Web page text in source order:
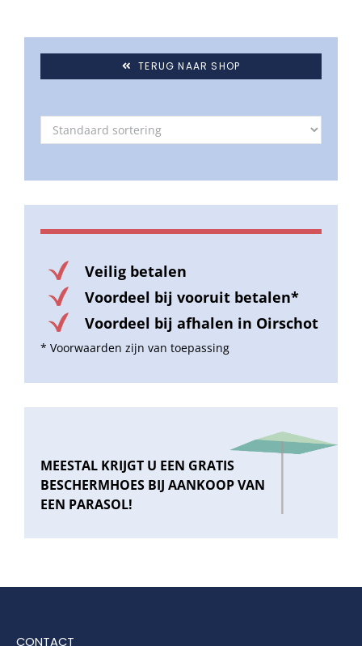
TERUG NAAR SHOP
Veilig betalen
Voordeel bij vooruit betalen*
Voordeel bij afhalen in Oirschot
* Voorwaarden zijn van toepassing
MEESTAL KRIJGT U EEN GRATIS
BESCHERMHOES BIJ AANKOOP VAN
EEN PARASOL!
CONTACT